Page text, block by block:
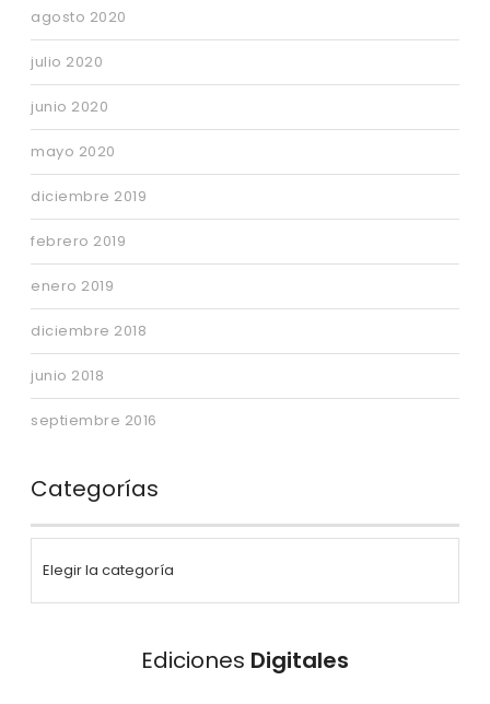
agosto 2020
julio 2020
junio 2020
mayo 2020
diciembre 2019
febrero 2019
enero 2019
diciembre 2018
junio 2018
septiembre 2016
Categorías
Ediciones Digitales